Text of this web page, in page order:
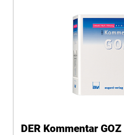
DER Kommentar GOZ